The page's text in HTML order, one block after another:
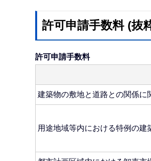
許可申請手数料 (抜
許可申請手数料
建築物の敷地と道路との関係に
用途地域等内における特例の建